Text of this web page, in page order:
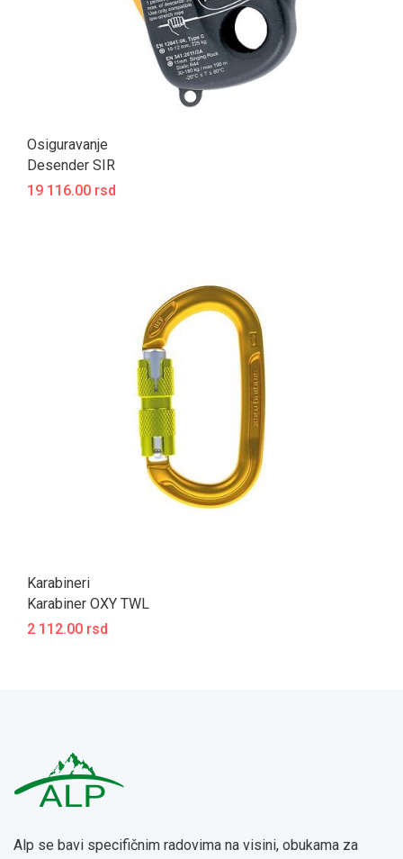
Osiguravanje
Desender SIR
19 116.00 rsd
Karabineri
Karabiner OXY TWL
2 112.00 rsd
Alp se bavi specifičnim radovima na visini, obukama za